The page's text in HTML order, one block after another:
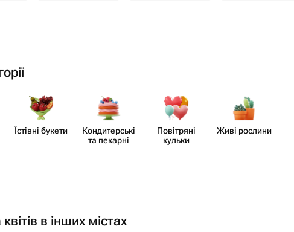
Їстівні букети
Кондит​ерські
та пекарні
Повітряні
кульки
Живі рослини
в інших містах